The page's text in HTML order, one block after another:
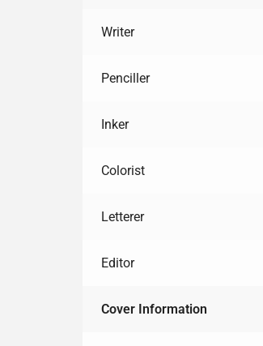
Writer
Penciller
Inker
Colorist
Letterer
Editor
Cover Information